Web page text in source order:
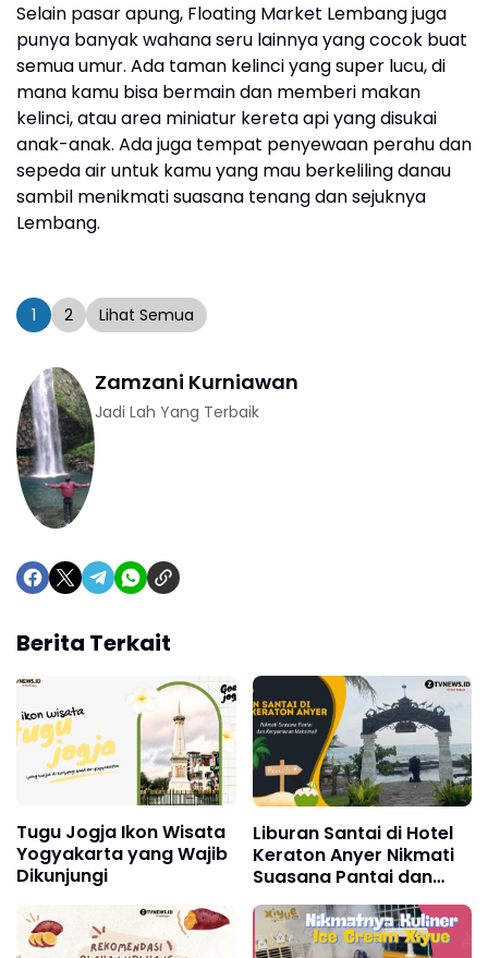
Selain pasar apung, Floating Market Lembang juga
punya banyak wahana seru lainnya yang cocok buat
semua umur. Ada taman kelinci yang super lucu, di
mana kamu bisa bermain dan memberi makan
kelinci, atau area miniatur kereta api yang disukai
anak-anak. Ada juga tempat penyewaan perahu dan
sepeda air untuk kamu yang mau berkeliling danau
sambil menikmati suasana tenang dan sejuknya
Lembang.
1 2 Lihat Semua
Zamzani Kurniawan
Jadi Lah Yang Terbaik
Berita Terkait
Tugu Jogja Ikon Wisata
Yogyakarta yang Wajib
Dikunjungi
Liburan Santai di Hotel
Keraton Anyer Nikmati
Suasana Pantai dan
Kenyamanan Maksimal!